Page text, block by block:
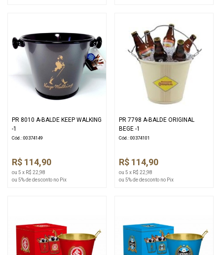
PR 8010 A-BALDE KEEP WALKING
-1
Cód.: 00374149
R$ 114,90
ou 5 x R$ 22,98
ou 5% de desconto no Pix
PR 7798 A-BALDE ORIGINAL
BEGE -1
Cód.: 00374101
R$ 114,90
ou 5 x R$ 22,98
ou 5% de desconto no Pix